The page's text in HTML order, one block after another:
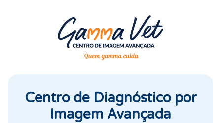
Centro de Diagnóstico por
Imagem Avançada